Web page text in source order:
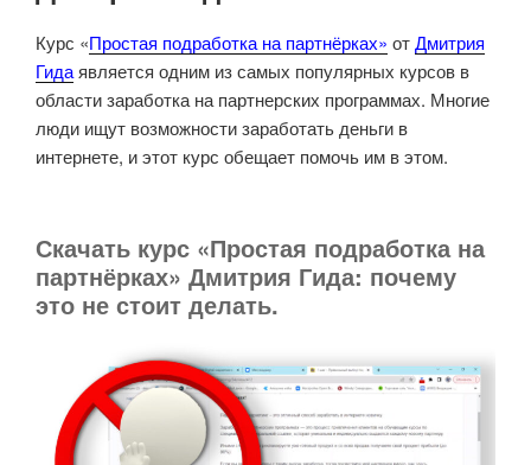
Курс «Простая подработка на партнёрках» отДмитрия
Гидаявляется одним из самых популярных курсов в
области заработка на партнерских программах. Многие
люди ищут возможности заработать деньги в
интернете, и этот курс обещает помочь им в этом.
Скачать курс «Простая подработка на
партнёрках» Дмитрия Гида: почему
это не стоит делать.